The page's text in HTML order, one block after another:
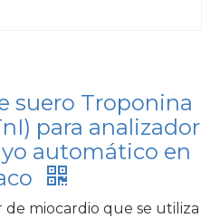
suero Troponina
para analizador
automático en
de miocardio que se utiliza